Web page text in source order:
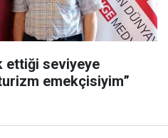
ettiği seviyeye
emekçisiyim”